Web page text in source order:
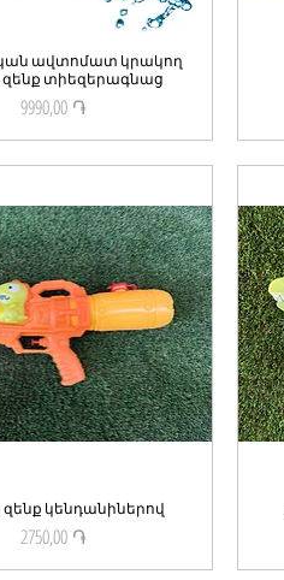
Quick View
ավտոմատ կրակող
զենք տիեզերագնաց
Price
9990,00 ֏
Quick View
զենք կենդանիներով
Price
2750,00 ֏